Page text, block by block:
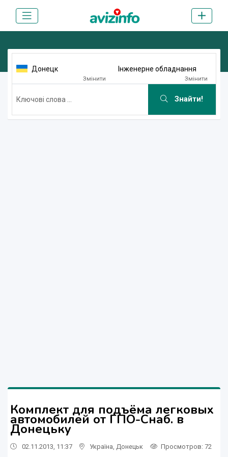
Донецк
Змінити
Інженерне обладнання
Змінити
Знайти!
Комплект для подъёма легковых
автомобилей от ГПО-Снаб. в
Донецьку
02.11.2013, 11:37 Україна Донецьк Просмотров: 72